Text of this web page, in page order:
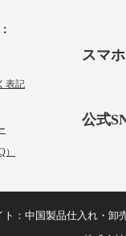
表記
スマ
公式
： 中国製品仕入れ・卸